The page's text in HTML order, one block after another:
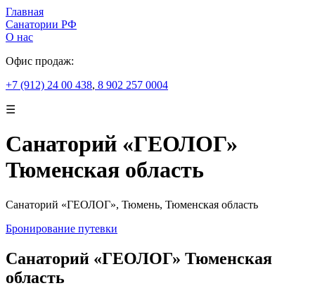
Главная
Санатории РФ
О нас
Офис продаж:
+7 (912) 24 00 438, 8 902 257 0004
☰
Санаторий «ГЕОЛОГ»
Тюменская область
Санаторий «ГЕОЛОГ», Тюмень, Тюменская область
Бронирование путевки
Санаторий «ГЕОЛОГ» Тюменская
область